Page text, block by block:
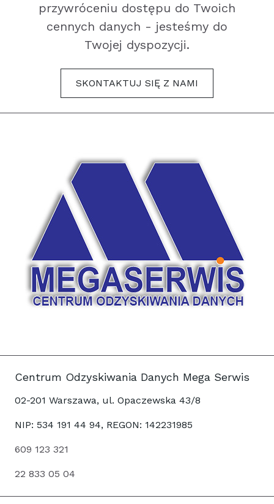
przywróceniu dostępu do Twoich
cennych danych - jesteśmy do
Twojej dyspozycji.
SKONTAKTUJ SIĘ Z NAMI
Centrum Odzyskiwania Danych Mega Serwis
02-201 Warszawa, ul. Opaczewska 43/8
NIP: 534 191 44 94, REGON: 142231985
609 123 321
22 833 05 04